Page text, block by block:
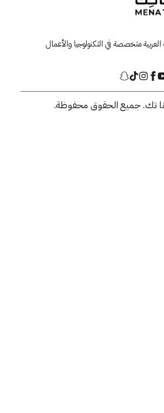
متخصصة في التكنولوجيا والأعمال